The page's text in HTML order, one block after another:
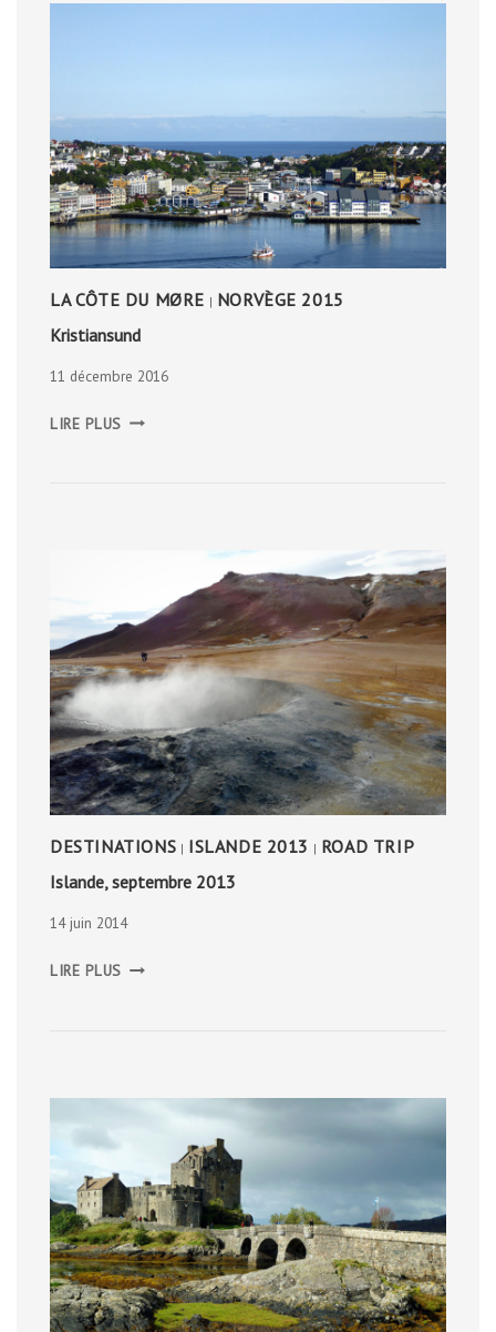
LA CÔTE DU MØRE | NORVÈGE 2015
Kristiansund
11 décembre 2016
LIRE PLUS
DESTINATIONS | ISLANDE 2013 | ROAD TRIP
Islande, septembre 2013
14 juin 2014
LIRE PLUS SEPTEMBRE